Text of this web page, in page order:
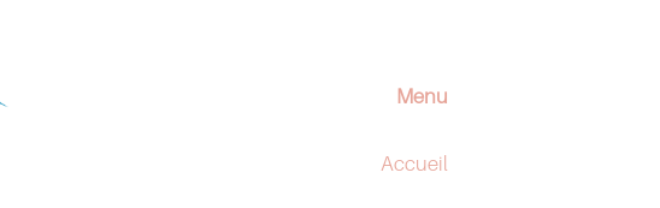
Menu
Accueil